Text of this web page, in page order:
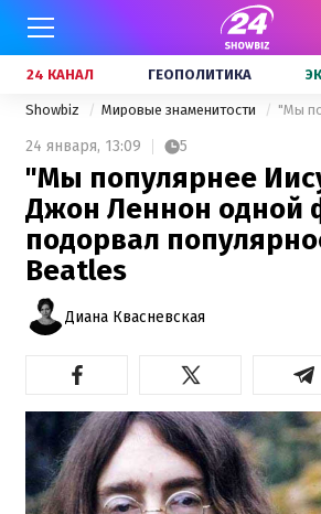
24 КАНАЛ ГЕОПОЛИТИКА
Showbiz Мировые знаменитости
24 января, 13:09 5
"Мы популярнее
Джон Леннон одной
подорвал
Beatles
Диана Квасневская